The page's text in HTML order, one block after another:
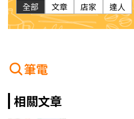
全部 文章 店家 達人
筆電
相關文章